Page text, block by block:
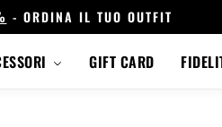
- ORDINA IL TUO OUTFIT
GIFT CARD